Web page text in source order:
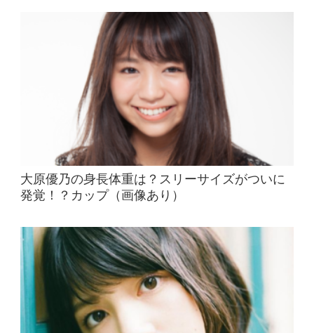
大原優乃の身長体重は？スリーサイズがついに
発覚！？カップ（画像あり）